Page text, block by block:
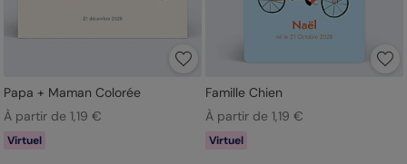
Papa + Maman Colorée
À partir de 1,19 €
Virtuel
Famille Chien
À partir de 1,19 €
Virtuel